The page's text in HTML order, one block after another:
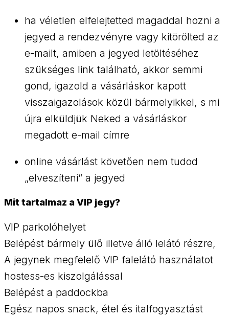
ha véletlen elfelejtetted magaddal hozni a
jegyed a rendezvényre vagy kitörölted az
e-mailt, amiben a jegyed letöltéséhez
szükséges link található, akkor semmi
gond, igazold a vásárláskor kapott
visszaigazolások közül bármelyikkel, s mi
újra elküldjük Neked a vásárláskor
megadott e-mail címre
online vásárlást követően nem tudod
„elveszíteni” a jegyed
Mit tartalmaz a VIP jegy?
VIP parkolóhelyet
Belépést bármely ülő illetve álló lelátó részre,
A jegynek megfelelő VIP falelátó használatot
hostess-es kiszolgálással
Belépést a paddockba
Egész napos snack, étel és italfogyasztást